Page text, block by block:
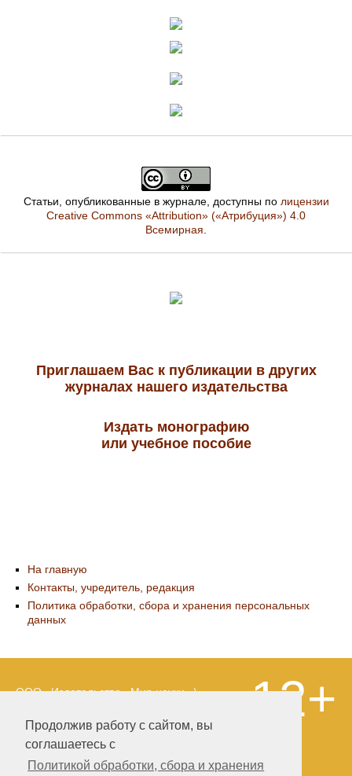
Продолжив работу с сайтом, вы
соглашаетесь с
Политикой обработки, сбора и хранения
Статьи, опубликованные в журнале, доступны по лицензии
Creative Commons «Attribution» («Атрибуция») 4.0
Всемирная
Приглашаем Вас к публикации в других
журналах нашего издательства
Издать монографию
или учебное пособие
На главную
Контакты, учредитель, редакция
Политика обработки, сбора и хранения персональных
данных
ООО «Издательство «Мир науки» \
LLC Материалы, размещенные на сайте,
охраняются Законом о защите авторских
прав. Публикация любых материалов
этого сайта запрещена без
12+